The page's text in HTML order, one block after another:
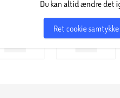
Du kan altid ændre det
Ret cookie samtykke